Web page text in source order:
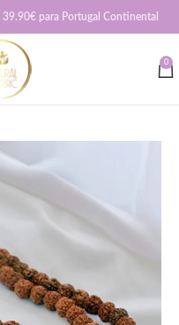
39.90€ para Portugal Continental
0